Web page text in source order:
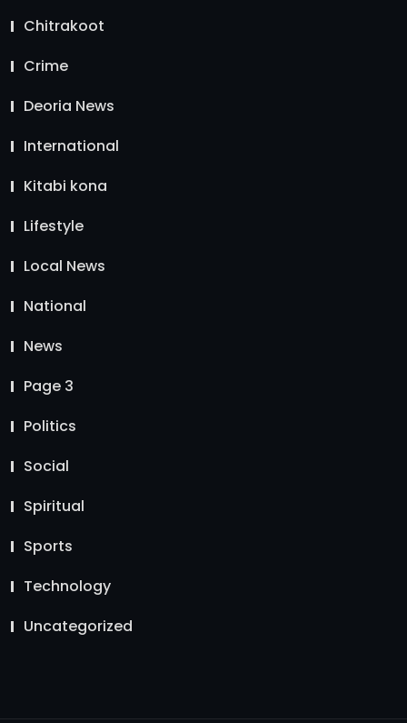
Chitrakoot
Crime
Deoria News
International
Kitabi kona
Lifestyle
Local News
National
News
Page 3
Politics
Social
Spiritual
Sports
Technology
Uncategorized